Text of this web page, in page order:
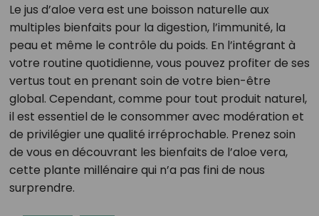
Le jus d’aloe vera est une boisson naturelle aux
multiples bienfaits pour la digestion, l’immunité, la
peau et même le contrôle du poids. En l’intégrant à
votre routine quotidienne, vous pouvez profiter de ses
vertus tout en prenant soin de votre bien-être
global. Cependant, comme pour tout produit naturel,
il est essentiel de le consommer avec modération et
de privilégier une qualité irréprochable. Prenez soin
de vous en découvrant les bienfaits de l’aloe vera,
cette plante millénaire qui n’a pas fini de nous
surprendre.